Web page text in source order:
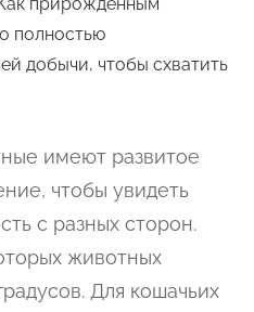
полностью
добычи, чтобы схватить
имеют развитое
чтобы увидеть
с разных сторон.
животных
Для кошачьих